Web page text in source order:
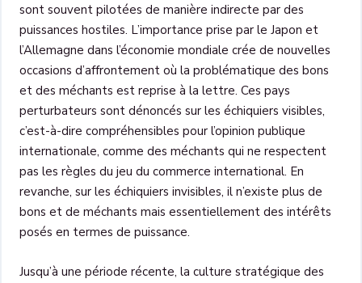
sont souvent pilotées de manière indirecte par des
puissances hostiles. L’importance prise par le Japon et
l’Allemagne dans l’économie mondiale crée de nouvelles
occasions d’affrontement où la problématique des bons
et des méchants est reprise à la lettre. Ces pays
perturbateurs sont dénoncés sur les échiquiers visibles,
c’est-à-dire compréhensibles pour l’opinion publique
internationale, comme des méchants qui ne respectent
pas les règles du jeu du commerce international. En
revanche, sur les échiquiers invisibles, il n’existe plus de
bons et de méchants mais essentiellement des intérêts
posés en termes de puissance.
Jusqu’à une période récente, la culture stratégique des